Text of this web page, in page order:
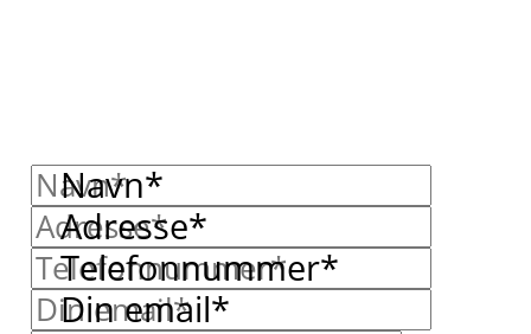
Navn*
Adresse*
Telefonnummer*
Din email*